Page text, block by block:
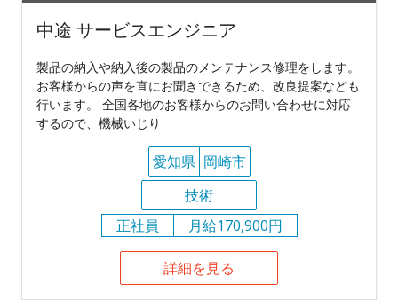
中途 サービスエンジニア
製品の納入や納入後の製品のメンテナンス修理をします。
お客様からの声を直にお聞きできるため、改良提案なども
行います。 全国各地のお客様からのお問い合わせに対応
するので、機械いじり
愛知県 岡崎市
技術
正社員
月給170,900円
詳細を見る